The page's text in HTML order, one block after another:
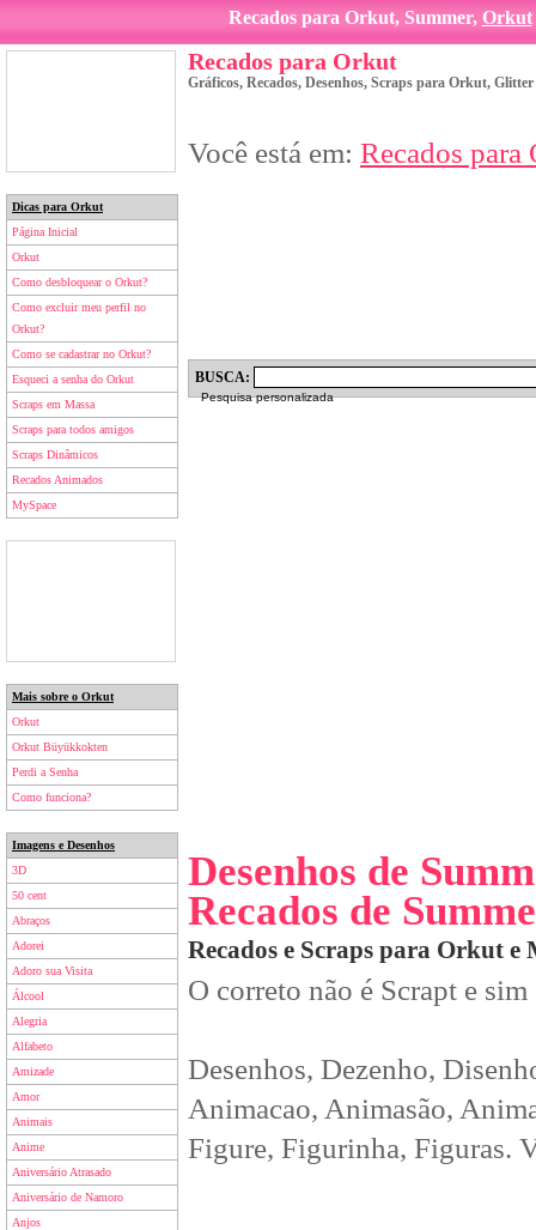
Recados para Orkut, Summer, Orkut
Dicas para Orkut
Página Inicial
Orkut
Como desbloquear o Orkut?
Como excluir meu perfil no
Orkut?
Como se cadastrar no Orkut?
Esqueci a senha do Orkut
Scraps em Massa
Scraps para todos amigos
Scraps Dinâmicos
Recados Animados
MySpace
Mais sobre o Orkut
Orkut
Orkut Büyükkokten
Perdi a Senha
Como funciona?
Imagens e Desenhos
3D
50 cent
Abraços
Adorei
Adoro sua Visita
Álcool
Alegria
Alfabeto
Amizade
Amor
Animais
Anime
Aniversário Atrasado
Aniversário de Namoro
Anjos
Recados para Orkut
Gráficos, Recados, Desenhos, Scraps para Orkut,
Você está em: Recados para
BUSCA:
Pesquisa personalizada
Desenhos de
Recados de
Recados e Scraps para Orkut e
O correto não é Scrapt e
Desenhos, Dezenho,
Animacao, Animasão,
Figure, Figurinha, Figuras.